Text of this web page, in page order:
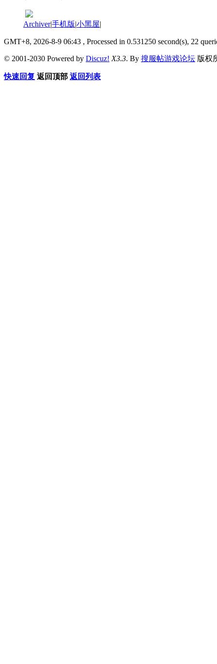
Archiver|手机版|小黑屋|
GMT+8, 2026-8-9 06:43 , Processed in 0.531250 second(s), 22
© 2001-2030 Powered by Discuz! X3.3. By 搜服帖游戏论坛 版权
快速回复 返回顶部 返回列表